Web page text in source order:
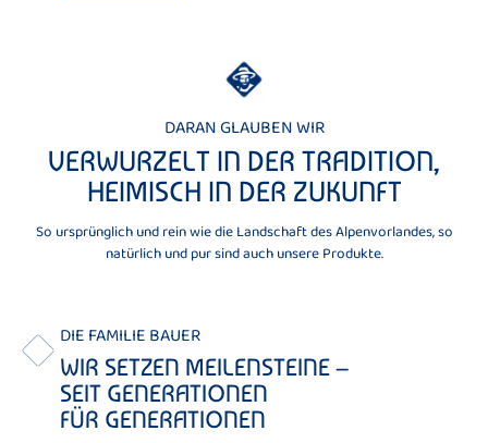
DARAN GLAUBEN WIR
VERWURZELT IN DER TRADITION,
HEIMISCH IN DER ZUKUNFT
So ursprünglich und rein wie die Landschaft des Alpenvorlandes, so
natürlich und pur sind auch unsere Produkte.
DIE FAMILIE BAUER
WIR SETZEN MEILENSTEINE –
SEIT GENERATIONEN
FÜR GENERATIONEN